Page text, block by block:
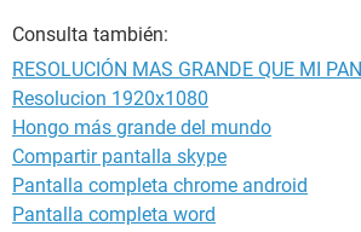
Consulta también:
RESOLUCIÓN MAS GRANDE QUE MI
Resolucion 1920x1080
Hongo más grande del mundo
Compartir pantalla skype
Pantalla completa chrome android
Pantalla completa word